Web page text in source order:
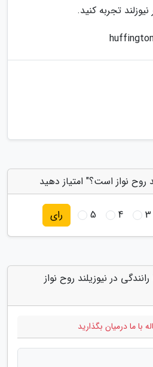
تجربه کنید.
روح نواز است؟" امتیاز دهید
3
4
5 رای
در نیوزیلند روح نواز
با ما درمیان بگذارید